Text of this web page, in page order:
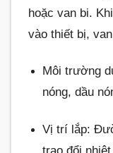
hoặc van bi.
vào thiết bị,
Môi trường
nóng, dầu
Vị trí lắp:
trao đổi nhiệt